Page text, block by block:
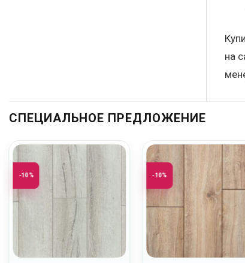
на
СПЕЦИАЛЬНОЕ ПРЕДЛОЖЕНИЕ
-10% -10%